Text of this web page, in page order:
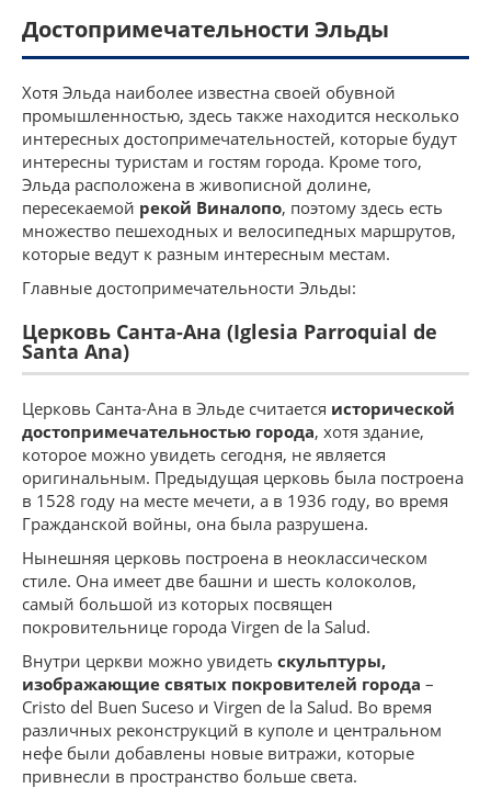
Достопримечательности Эльды
Хотя Эльда наиболее известна своей обувной
промышленностью, здесь также находится несколько
интересных достопримечательностей, которые будут
интересны туристам и гостям города. Кроме того,
Эльда расположена в живописной долине,
пересекаемой рекой Виналопо, поэтому здесь есть
множество пешеходных и велосипедных маршрутов,
которые ведут к разным интересным местам.
Главные достопримечательности Эльды:
Церковь Санта-Ана (Iglesia Parroquial de
Santa Ana)
Церковь Санта-Ана в Эльде считается исторической
достопримечательностью города, хотя здание,
которое можно увидеть сегодня, не является
оригинальным. Предыдущая церковь была построена
в 1528 году на месте мечети, а в 1936 году, во время
Гражданской войны, она была разрушена.
Нынешняя церковь построена в неоклассическом
стиле. Она имеет две башни и шесть колоколов,
самый большой из которых посвящен
покровительнице города Virgen de la Salud.
Внутри церкви можно увидеть скульптуры,
изображающие святых покровителей города –
Cristo del Buen Suceso и Virgen de la Salud. Во время
различных реконструкций в куполе и центральном
нефе были добавлены новые витражи, которые
привнесли в пространство больше света.